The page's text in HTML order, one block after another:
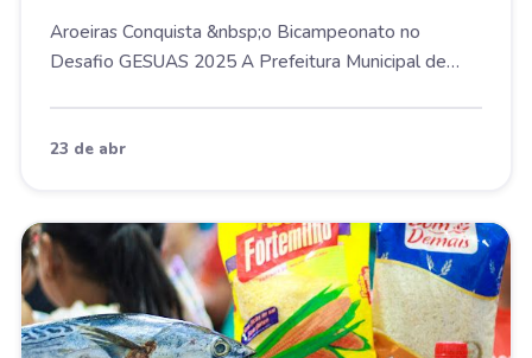
Aroeiras Conquista &nbsp;o Bicampeonato no
Desafio GESUAS 2025 A Prefeitura Municipal de
23 de abr